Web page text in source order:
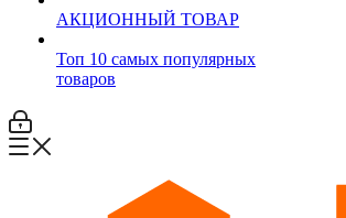
АКЦИОННЫЙ ТОВАР
Топ 10 самых популярных
товаров